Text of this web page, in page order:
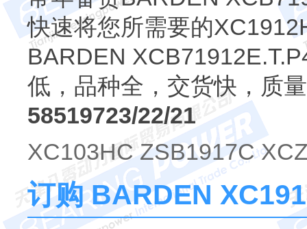
快速将您所需要的
BARDEN
低，品种全，交货快，质
58519723/22/21
XC103HC ZSB1917C
订购 BARDEN